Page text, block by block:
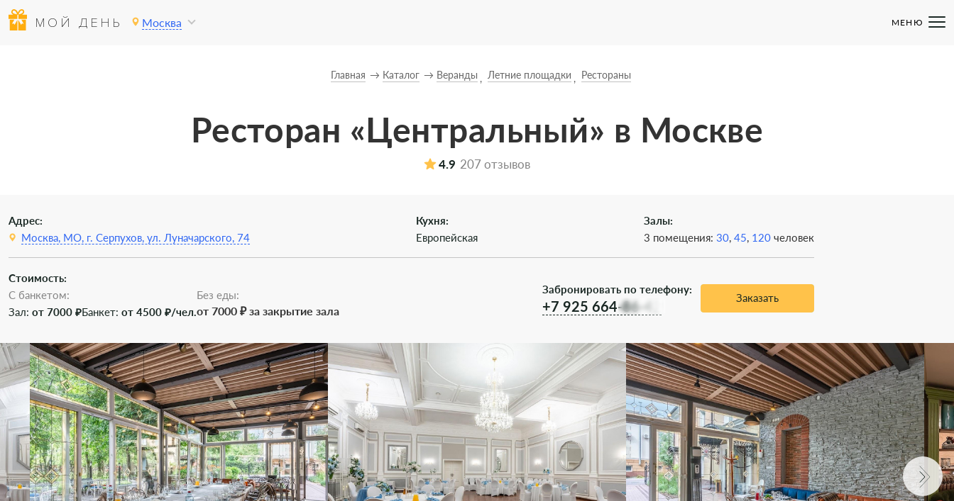
МОЙ ДЕНЬ Москва МЕНЮ
Главная Каталог Веранды Летние площадки Рестораны
Ресторан «Центральный» в Москве
4.9 207 отзывов
Адрес:
Москва, МО, г. Серпухов, ул. Луначарского, 74
Кухня:
Европейская
Залы:
3 помещения: 30, 45, 120 человек
Стоимость:
С банкетом:
Зал: от 7000 ₽Банкет: от 4500 ₽/чел.
Без еды:
от 7000 ₽ за закрытие зала
Забронировать по телефону:
+7 925 664-86-42 Заказать